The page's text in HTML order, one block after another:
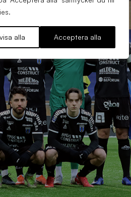
alla Acceptera alla